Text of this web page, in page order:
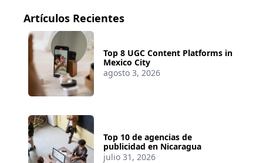
Artículos Recientes
Top 8 UGC Content Platforms in
Mexico City
agosto 3, 2026
Top 10 de agencias de
publicidad en Nicaragua
julio 31, 2026